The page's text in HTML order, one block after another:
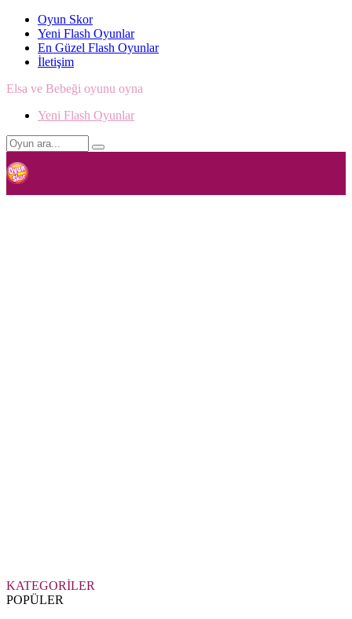
Oyun Skor
Yeni Flash Oyunlar
En Güzel Flash Oyunlar
İletişim
Elsa ve Bebeği oyunu oyna
Yeni Flash Oyunlar
KATEGORİLER
POPÜLER